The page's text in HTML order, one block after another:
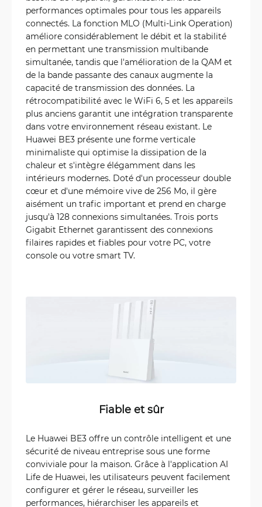
performances optimales pour tous les appareils
connectés. La fonction MLO (Multi-Link Operation)
améliore considérablement le débit et la stabilité
en permettant une transmission multibande
simultanée, tandis que l'amélioration de la QAM et
de la bande passante des canaux augmente la
capacité de transmission des données. La
rétrocompatibilité avec le WiFi 6, 5 et les appareils
plus anciens garantit une intégration transparente
dans votre environnement réseau existant. Le
Huawei BE3 présente une forme verticale
minimaliste qui optimise la dissipation de la
chaleur et s'intègre élégamment dans les
intérieurs modernes. Doté d'un processeur double
cœur et d'une mémoire vive de 256 Mo, il gère
aisément un trafic important et prend en charge
jusqu'à 128 connexions simultanées. Trois ports
Gigabit Ethernet garantissent des connexions
filaires rapides et fiables pour votre PC, votre
console ou votre smart TV.
Fiable et sûr
Le Huawei BE3 offre un contrôle intelligent et une
sécurité de niveau entreprise sous une forme
conviviale pour la maison. Grâce à l'application AI
Life de Huawei, les utilisateurs peuvent facilement
configurer et gérer le réseau, surveiller les
performances, hiérarchiser les appareils et